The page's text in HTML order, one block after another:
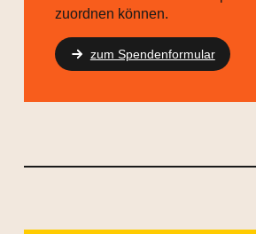
zuordnen können.
zum Spendenformular